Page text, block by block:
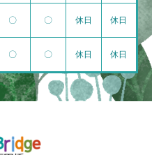
〇 〇 休日 休日
〇 〇 休日 休日